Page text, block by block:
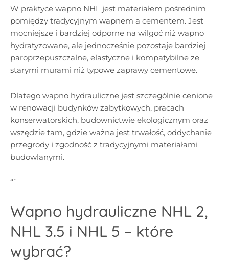
W praktyce wapno NHL jest materiałem pośrednim
pomiędzy tradycyjnym wapnem a cementem. Jest
mocniejsze i bardziej odporne na wilgoć niż wapno
hydratyzowane, ale jednocześnie pozostaje bardziej
paroprzepuszczalne, elastyczne i kompatybilne ze
starymi murami niż typowe zaprawy cementowe.
Dlatego wapno hydrauliczne jest szczególnie cenione
w renowacji budynków zabytkowych, pracach
konserwatorskich, budownictwie ekologicznym oraz
wszędzie tam, gdzie ważna jest trwałość, oddychanie
przegrody i zgodność z tradycyjnymi materiałami
budowlanymi.
“`
Wapno hydrauliczne NHL 2,
NHL 3.5 i NHL 5 – które
wybrać?